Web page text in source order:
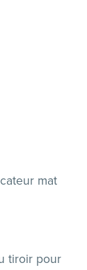
mat
tiroir pour